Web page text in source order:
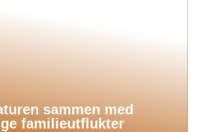
sammen med
familieutflukter